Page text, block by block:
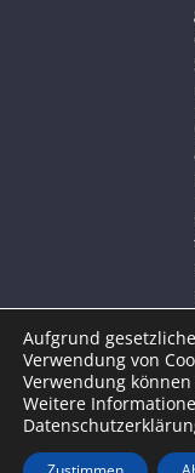
Aufgrund
Verwendung von
Verwendung
Weitere